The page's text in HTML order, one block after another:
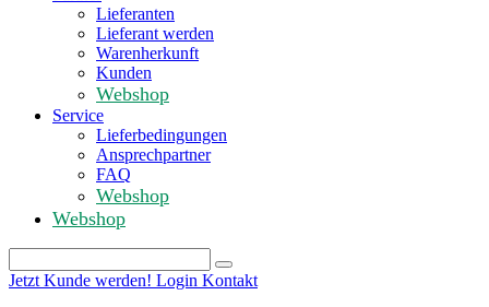
Lieferanten
Lieferant werden
Warenherkunft
Kunden
Webshop
Service
Lieferbedingungen
Ansprechpartner
FAQ
Webshop
Webshop
Jetzt Kunde werden! Login Kontakt